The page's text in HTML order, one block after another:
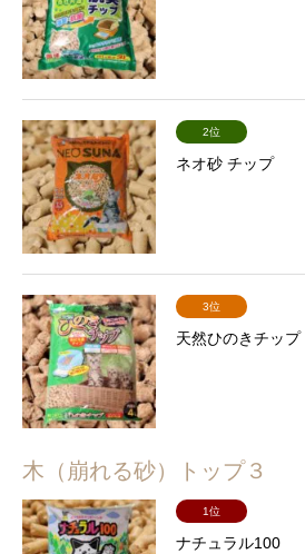
2位
ネオ砂 チップ
3位
天然ひのきチップ
木（崩れる砂）トップ３
1位
ナチュラル100